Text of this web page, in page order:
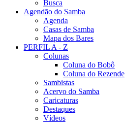
Busca
Agendão do Samba
Agenda
Casas de Samba
Mapa dos Bares
PERFIL A - Z
Colunas
Coluna do Bobô
Coluna do Rezende
Sambistas
Acervo do Samba
Caricaturas
Destaques
Vídeos